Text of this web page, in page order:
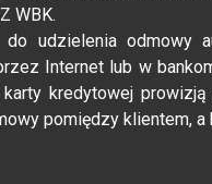
WBK.
udzielenia odmowy
Internet lub w
kredytowej
pomiędzy klientem,